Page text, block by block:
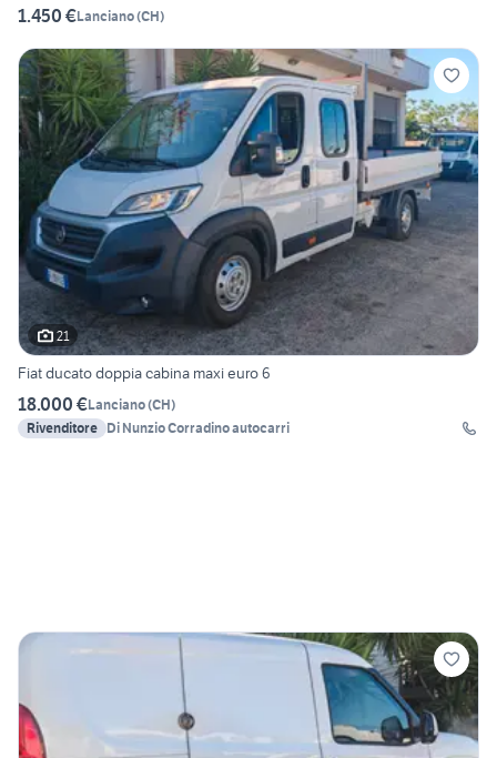
1.450 €Lanciano(CH)
21
Fiat ducato doppia cabina maxi euro 6
18.000 €Lanciano(CH)
Rivenditore Di Nunzio Corradino autocarri